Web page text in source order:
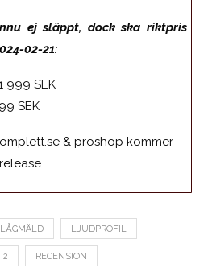
ej släppt, dock ska riktpris
02-21:
999 SEK
SEK
& proshop kommer
LÅGMÄLD LJUDPROFIL
2 RECENSION